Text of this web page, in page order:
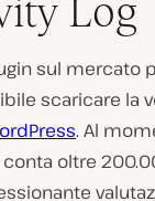
Log
sul mercato
scaricare la
. Al
oltre